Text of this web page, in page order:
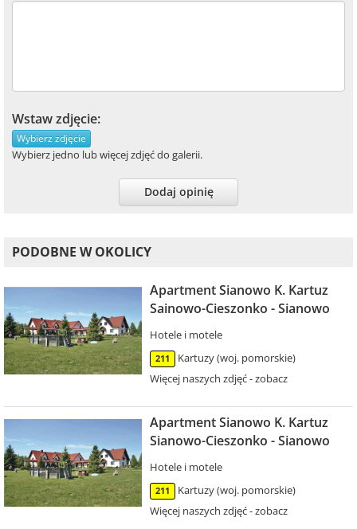
Wstaw zdjęcie:
Wybierz zdjęcie
Wybierz jedno lub więcej zdjęć do galerii.
Dodaj opinię
PODOBNE W OKOLICY
Apartment Sianowo K. Kartuz
Sainowo-Cieszonko - Sianowo
Hotele i motele
211
Kartuzy (woj. pomorskie)
Więcej naszych zdjęć - zobacz
Apartment Sianowo K. Kartuz
Sianowo-Cieszonko - Sianowo
Hotele i motele
211
Kartuzy (woj. pomorskie)
Więcej naszych zdjęć - zobacz